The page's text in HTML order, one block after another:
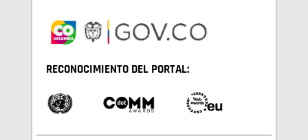
RECONOCIMIENTO DEL PORTAL: